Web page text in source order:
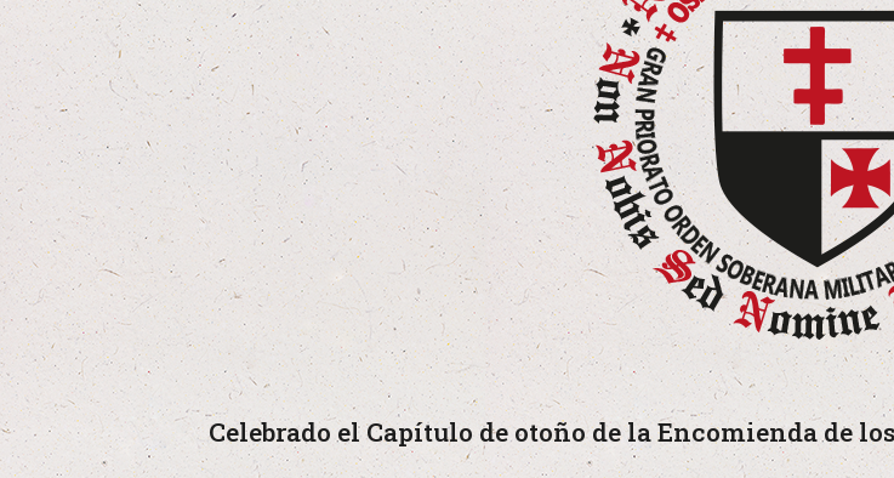
Celebrado el Capítulo de otoño de la Encomienda de